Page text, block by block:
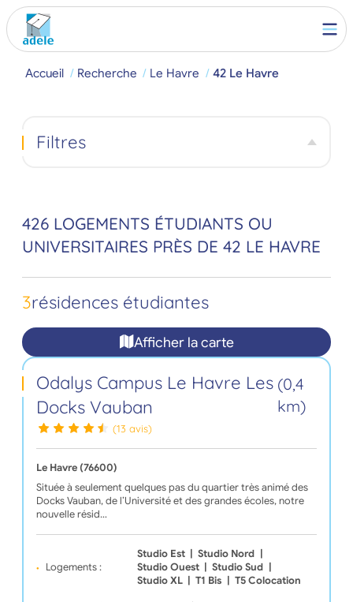
Accueil Recherche Le Havre 42 Le Havre
426 LOGEMENTS ÉTUDIANTS OU
UNIVERSITAIRES PRÈS DE 42 LE HAVRE
3résidences étudiantes
Afficher la carte
Odalys Campus Le Havre Les
Docks Vauban
(0,4
km)
(13 avis)
Le Havre (76600)
Située à seulement quelques pas du quartier très animé des
Docks Vauban, de l’Université et des grandes écoles, notre
nouvelle résid…
Logements :
Studio Est Studio Nord
Studio Ouest
Studio Sud
Studio XL
T1 Bis T5 Colocation
Filtres